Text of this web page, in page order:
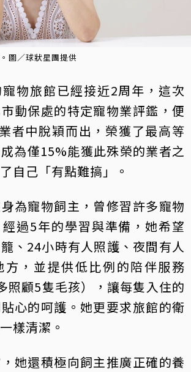
圖／球狀星團提供
物旅館已經接近2周年，這次
動保處的特定寵物業評鑑，便
者中脫穎而出，榮獲了最高等
為僅15%能獲此殊榮的業者之
自己「有點難搞」。
為寵物飼主，曾修習許多寵物
過5年的學習與準備，她希望
、24小時有人照護、夜間有人
方，並提供低比例的陪伴服務
照顧5隻毛孩），讓每隻入住的
心的呵護。她更要求旅館的衛
樣清潔。
她還積極向飼主推廣正確的養